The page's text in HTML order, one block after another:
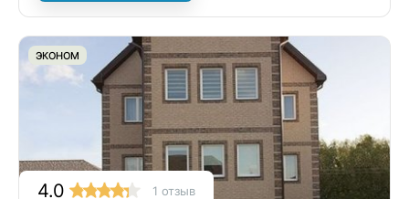
ЭКОНОМ
4.0 1 отзыв